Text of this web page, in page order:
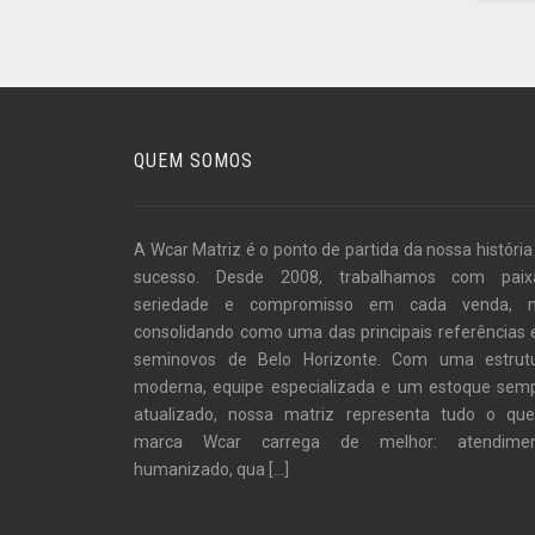
QUEM SOMOS
A Wcar Matriz é o ponto de partida da nossa
sucesso. Desde 2008, trabalhamos com
seriedade e compromisso em cada venda,
consolidando como uma das principais referências
seminovos de Belo Horizonte. Com uma
moderna, equipe especializada e um estoque
atualizado, nossa matriz representa tudo o
marca Wcar carrega de melhor:
humanizado, qua